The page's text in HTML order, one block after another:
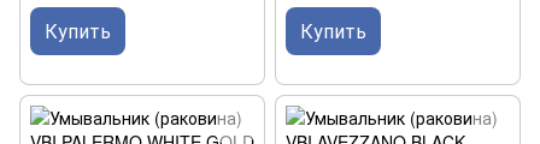
Купить Купить